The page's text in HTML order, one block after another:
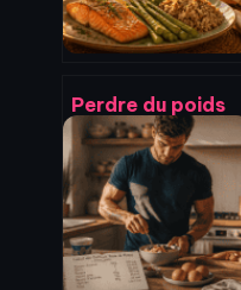
Perdre du poids
en 1 semaine : 4
leviers
physiologiques
pour des
résultats visibles